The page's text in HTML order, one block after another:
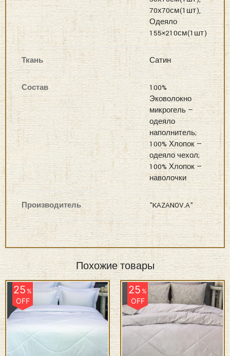
Одеяло
155×210см(1шт)
Ткань Сатин
Состав
100%
Эковолокно
микрогель —
одеяло
наполнитель;
100% Хлопок —
одеяло чехол;
100% Хлопок —
наволочки
Производитель "KAZANOV.A"
Похожие товары
25%
OFF
25%
OFF